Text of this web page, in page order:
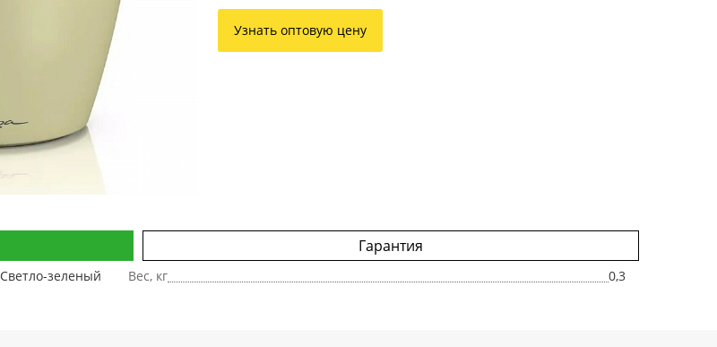
Узнать оптовую цену
Гарантия
Светло-зеленый Вес, кг 0,3